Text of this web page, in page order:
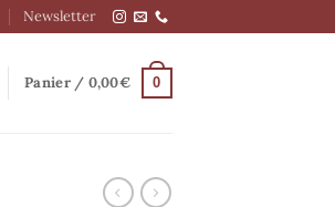
Newsletter
Panier / 0,00€ 0